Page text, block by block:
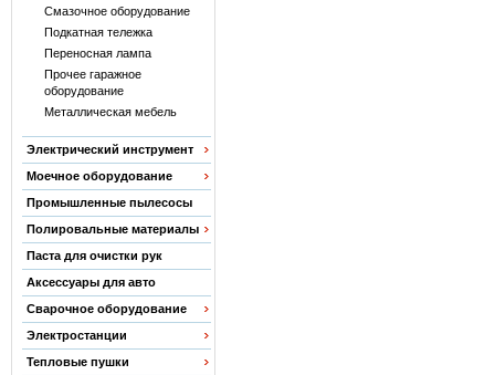
Смазочное оборудование
Подкатная тележка
Переносная лампа
Прочее гаражное
оборудование
Металлическая мебель
Электрический инструмент
Моечное оборудование
Промышленные пылесосы
Полировальные материалы
Паста для очистки рук
Аксессуары для авто
Сварочное оборудование
Электростанции
Тепловые пушки